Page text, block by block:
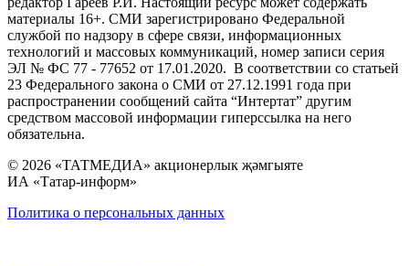
материалы 16+. СМИ зарегистрировано Федеральной
службой по надзору в сфере связи, информационных
технологий и массовых коммуникаций, номер записи серия
ЭЛ № ФС 77 - 77652 от 17.01.2020. В соответствии со статьей
23 Федерального закона о СМИ от 27.12.1991 года при
распространении сообщений сайта “Интертат” другим
средством массовой информации гиперссылка на него
обязательна.
© 2026 «ТАТМЕДИА» акционерлык җәмгыяте
ИА «Татар-информ»
Политика о персональных данных